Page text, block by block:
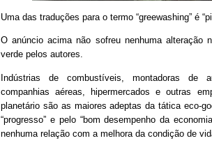
Uma das traduções para o termo “greewashing” é
O anúncio acima não sofreu nenhuma alteração
verde pelos autores.
Indústrias de combustíveis, montadoras de
companhias aéreas, hipermercados e outras
planetário são as maiores adeptas da tática eco-
“progresso” e pelo “bom desempenho da
nenhuma relação com a melhora da condição de